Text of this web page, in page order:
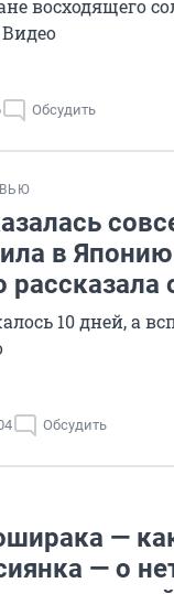
восходящего
Обсудить
в
рассказала
10 дней, а
Обсудить
—
— о